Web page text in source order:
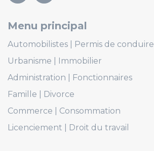
Menu principal
Automobilistes
Permis de conduire
Urbanisme
Immobilier
Administration
Fonctionnaires
Famille
Divorce
Commerce
Consommation
Licenciement
Droit du travail